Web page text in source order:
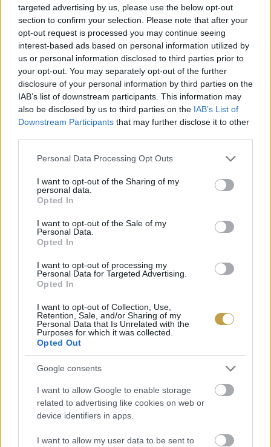
targeted advertising by us, please use the below opt-out
section to confirm your selection. Please note that after your
opt-out request is processed you may continue seeing
interest-based ads based on personal information utilized by
us or personal information disclosed to third parties prior to
your opt-out. You may separately opt-out of the further
disclosure of your personal information by third parties on the
IAB’s list of downstream participants. This information may
also be disclosed by us to third parties on the IAB’s List of
Downstream Participants that may further disclose it to other
Please note that this website/app uses one or more Google
not limited to your visit or usage behaviour. You may click to
grant or deny consent to Google and its third-party tags to
use your data for below specified purposes in below Google
consent section.
Personal Data Processing Opt Outs
I want to opt-out of the Sharing of my
personal data.
Opted In
I want to opt-out of the Sale of my
Personal Data.
Opted In
I want to opt-out of processing my
Personal Data for Targeted Advertising.
Opted In
I want to opt-out of Collection, Use,
Retention, Sale, and/or Sharing of my
Personal Data that Is Unrelated with the
Purposes for which it was collected.
Opted Out
Google consents
I want to allow Google to enable storage
related to advertising like cookies on web or
device identifiers in apps.
I want to allow my user data to be sent to
MEGOLDÁS A SZŐLŐKET SÚJTÓ
FITOPLAZMÁRA? – JÁSDI ISTVÁN ÍRÁSA
A csopaki borász írásában egy szakmai előadás
legfontosabb tanulságait foglalja össze. Ebből kiderül, mi
lehet a kulcs a fitoplazma ellen folytatott küzdelemben.
2025. december 5-én este Csopakon a Jásdi Borteraszon
[…]
BŐVEBBEN
Szakma
BUDAPESTEN RENDEZTÉK
MEG A II. NYÍLT MAGYAR
SOMMELIER BAJNOKSÁGOT
Második alkalommal adott otthont Budapest a Nyílt
Magyar Sommelier Bajnokságnak (II. Open Hungarian
Sommelier Championship), amelyet a Magyar Sommelier
közösen. 2025. október 12-13-án […]